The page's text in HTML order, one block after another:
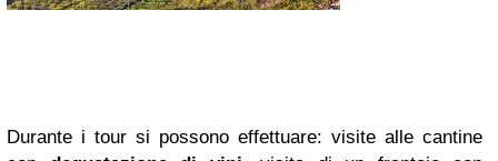
Durante i tour si possono effettuare: visite alle cantine